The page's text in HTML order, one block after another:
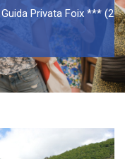
Guida Privata Foix *** (2